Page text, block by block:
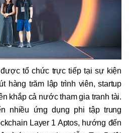
tổ chức trực tiếp tại sự kiện
hàng trăm lập trình viên, startup
khắp cả nước tham gia tranh tài.
nhiều ứng dụng phi tập trung
Layer 1 Aptos, hướng đến